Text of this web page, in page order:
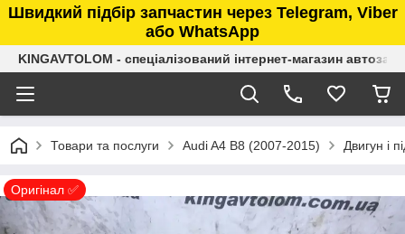
Швидкий підбір запчастин через Telegram, Viber
або WhatsApp
KINGAVTOLOM - спеціалізований інтернет-магазин
Товари та послуги Audi A4 B8 (2007-2015) Двигун і
Оригінал ✅